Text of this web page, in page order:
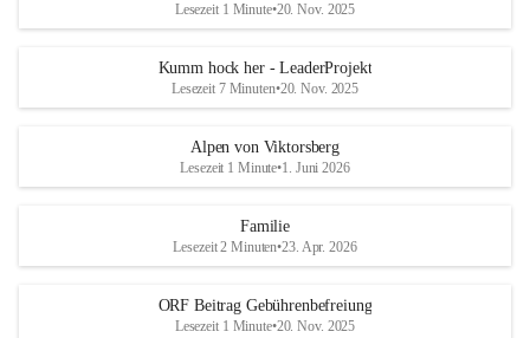
Lesezeit 1 Minute•20. Nov. 2025
Kumm hock her - LeaderProjekt
Lesezeit 7 Minuten•20. Nov. 2025
Alpen von Viktorsberg
Lesezeit 1 Minute•1. Juni 2026
Familie
Lesezeit 2 Minuten•23. Apr. 2026
ORF Beitrag Gebührenbefreiung
Lesezeit 1 Minute•20. Nov. 2025